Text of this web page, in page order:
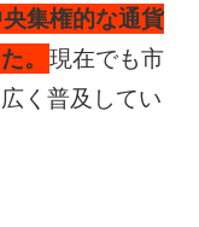
集権的な通貨
。 現在でも市
く普及してい